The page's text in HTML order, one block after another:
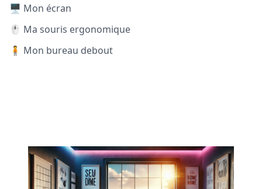
🖥️ Mon écran
🖱️ Ma souris ergonomique
🧍 Mon bureau debout